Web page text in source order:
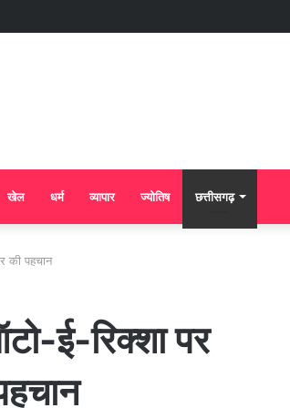
खेल धर्म व्यापार ज्योतिष छत्तीसगढ़
की पहचान
ई-रिक्शा पर